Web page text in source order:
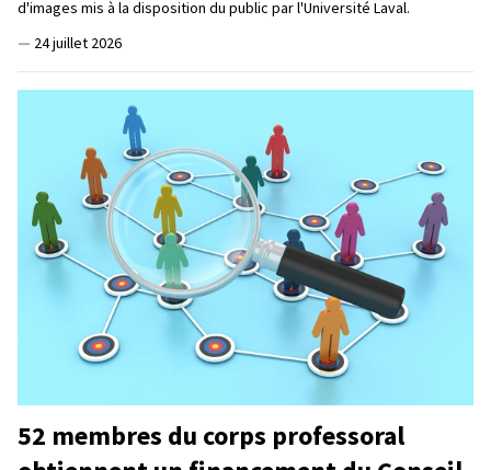
d'images mis à la disposition du public par l'Université Laval.
— 24 juillet 2026
52 membres du corps professoral